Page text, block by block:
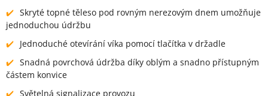
Skryté topné těleso pod rovným nerezovým dnem umožňuje
jednoduchou údržbu
Jednoduché otevírání víka pomocí tlačítka v držadle
Snadná povrchová údržba díky oblým a snadno přístupným
částem konvice
Světelná signalizace provozu